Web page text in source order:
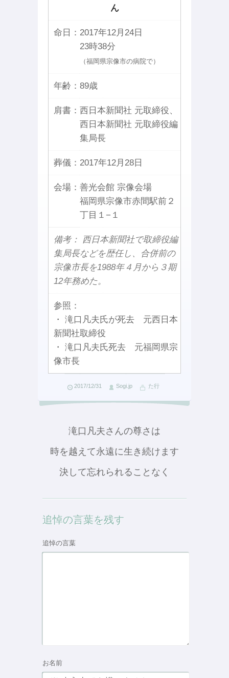
ん
命日： 2017年12月24日
23時38分
（福岡県宗像市の病院で）
年齢： 89歳
肩書： 西日本新聞社 元取締役、
西日本新聞社 元取締役編
集局長
葬儀： 2017年12月28日
会場： 善光会館 宗像会場
福岡県宗像市赤間駅前２
丁目１−１
備考： 西日本新聞社で取締役編
集局長などを歴任し、合併前の
宗像市長を1988年４月から３期
12年務めた。
参照：
・ 滝口凡夫氏が死去 元西日本
新聞社取締役
・ 滝口凡夫氏死去 元福岡県宗
像市長
2017/12/31 Sogi.jp た行
滝口凡夫さんの尊さは
時を越えて永遠に生き続けます
決して忘れられることなく
追悼の言葉を残す
追悼の言葉
お名前